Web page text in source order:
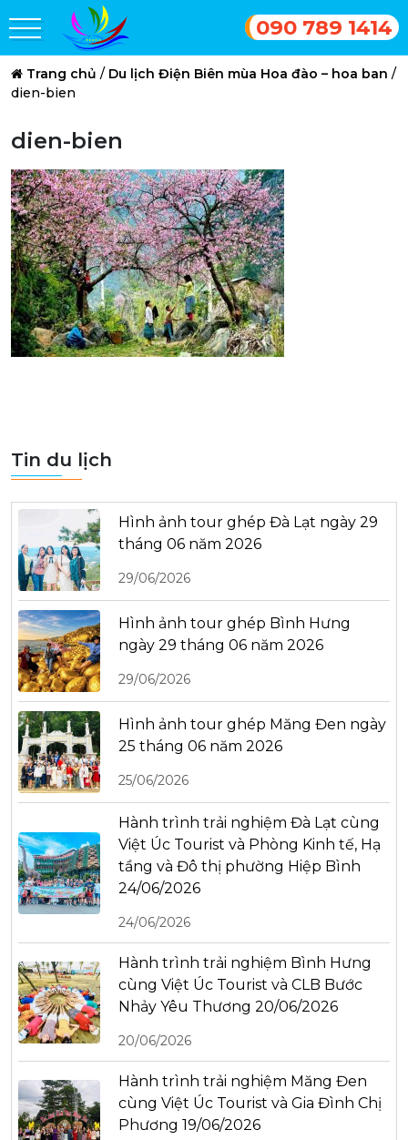
090 789 1414
Trang chủ / Du lịch Điện Biên mùa Hoa đào – hoa ban /
dien-bien
dien-bien
Tin du lịch
Hình ảnh tour ghép Đà Lạt ngày 29
tháng 06 năm 2026
29/06/2026
Hình ảnh tour ghép Bình Hưng
ngày 29 tháng 06 năm 2026
29/06/2026
Hình ảnh tour ghép Măng Đen ngày
25 tháng 06 năm 2026
25/06/2026
Hành trình trải nghiệm Đà Lạt cùng
Việt Úc Tourist và Phòng Kinh tế, Hạ
tầng và Đô thị phường Hiệp Bình
24/06/2026
24/06/2026
Hành trình trải nghiệm Bình Hưng
cùng Việt Úc Tourist và CLB Bước
Nhảy Yêu Thương 20/06/2026
20/06/2026
Hành trình trải nghiệm Măng Đen
cùng Việt Úc Tourist và Gia Đình Chị
Phương 19/06/2026